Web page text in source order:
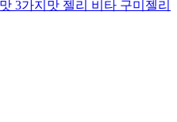
3가지맛 젤리 비타 구미젤리